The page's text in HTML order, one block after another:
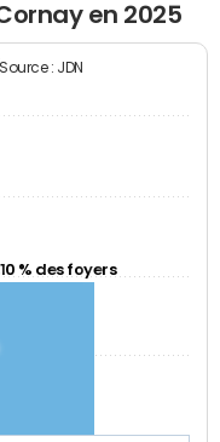
en 2025
: JDN
% des foyers